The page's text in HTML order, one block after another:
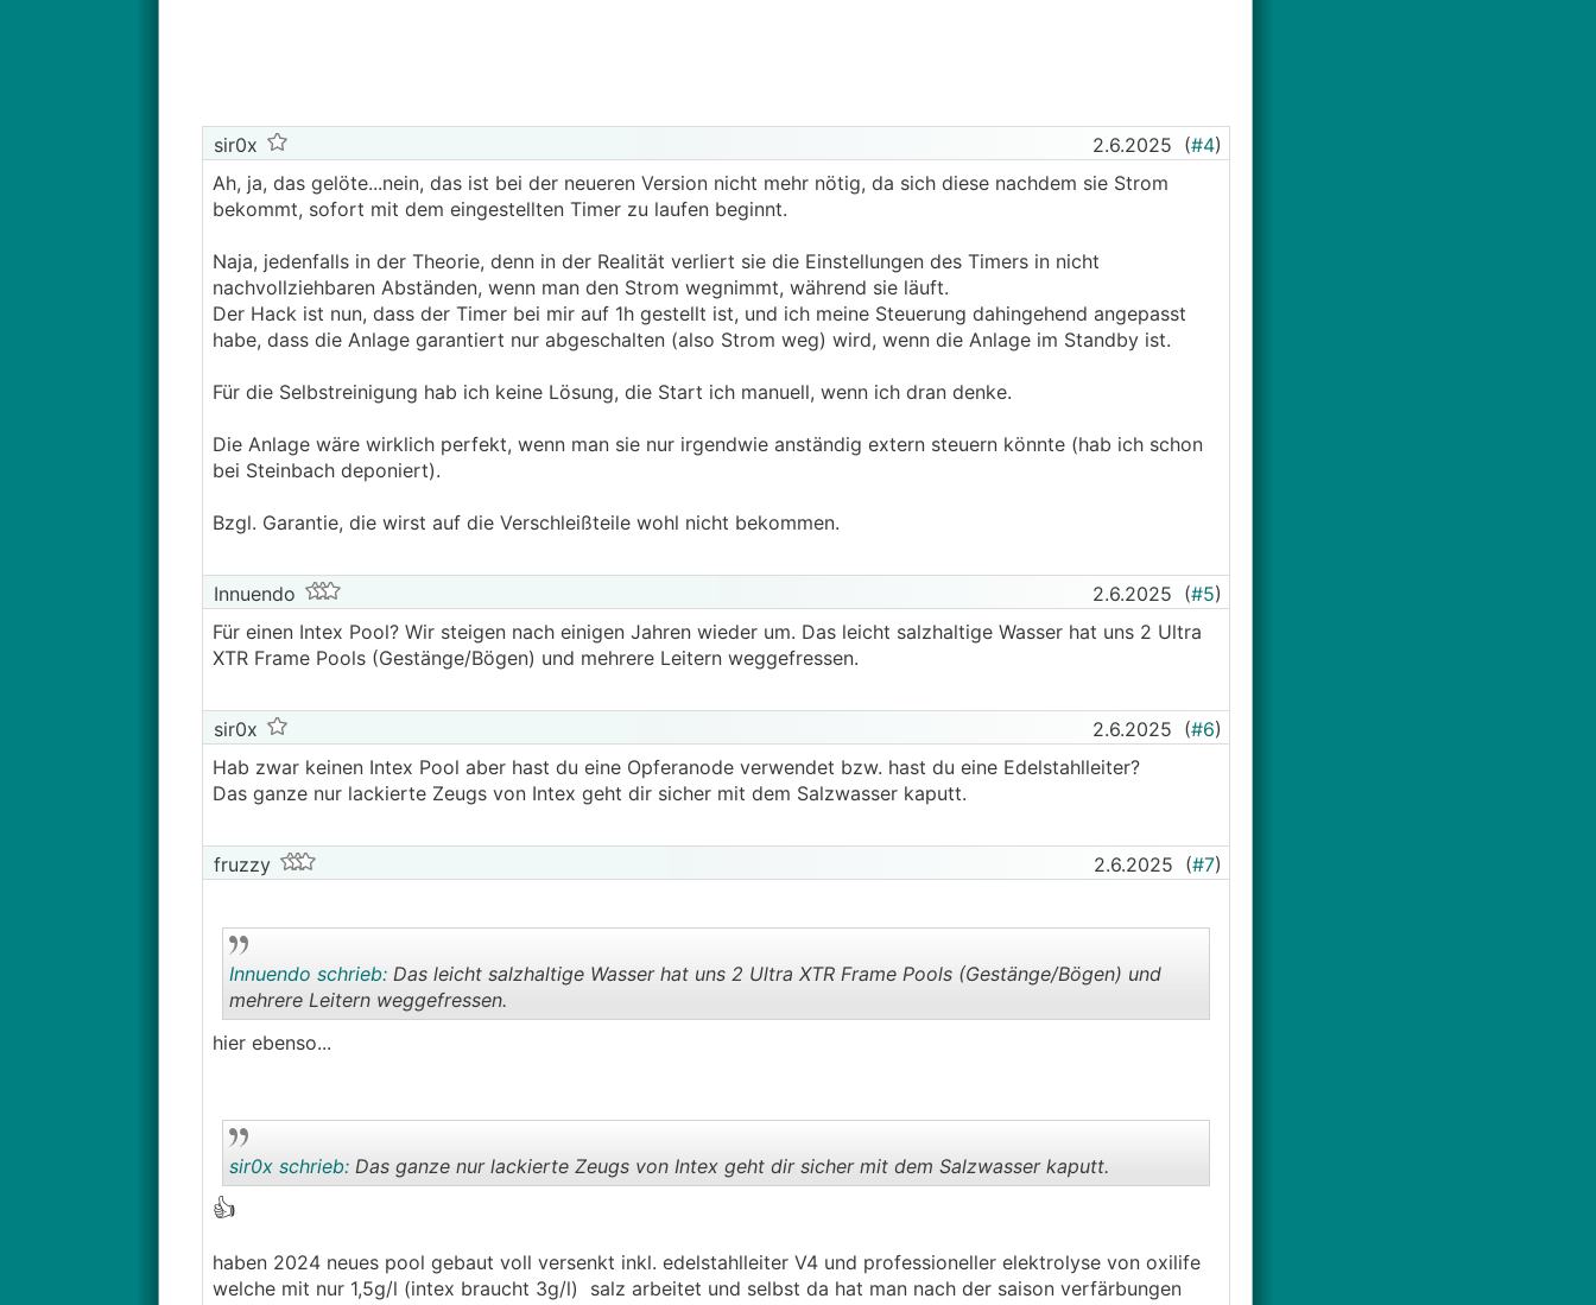
sir0x 2.6.2025 (#4)
Ah, ja, das gelöte...nein, das ist bei der neueren Version nicht mehr nötig, da sich diese nachdem sie Strom
bekommt, sofort mit dem eingestellten Timer zu laufen beginnt.
Naja, jedenfalls in der Theorie, denn in der Realität verliert sie die Einstellungen des Timers in nicht
nachvollziehbaren Abständen, wenn man den Strom wegnimmt, während sie läuft.
Der Hack ist nun, dass der Timer bei mir auf 1h gestellt ist, und ich meine Steuerung dahingehend angepasst
habe, dass die Anlage garantiert nur abgeschalten (also Strom weg) wird, wenn die Anlage im Standby ist.
Für die Selbstreinigung hab ich keine Lösung, die Start ich manuell, wenn ich dran denke.
Die Anlage wäre wirklich perfekt, wenn man sie nur irgendwie anständig extern steuern könnte (hab ich schon
bei Steinbach deponiert).
Bzgl. Garantie, die wirst auf die Verschleißteile wohl nicht bekommen.
Innuendo 2.6.2025 (#5)
Für einen Intex Pool? Wir steigen nach einigen Jahren wieder um. Das leicht salzhaltige Wasser hat uns 2 Ultra
XTR Frame Pools (Gestänge/Bögen) und mehrere Leitern weggefressen.
sir0x 2.6.2025 (#6)
Hab zwar keinen Intex Pool aber hast du eine Opferanode verwendet bzw. hast du eine Edelstahlleiter?
Das ganze nur lackierte Zeugs von Intex geht dir sicher mit dem Salzwasser kaputt.
fruzzy 2.6.2025 (#7)
Innuendo schrieb:Das leicht salzhaltige Wasser hat uns 2 Ultra XTR Frame Pools (Gestänge/Bögen) und
mehrere Leitern weggefressen.
hier ebenso...
..
sir0x schrieb:Das ganze nur lackierte Zeugs von Intex geht dir sicher mit dem Salzwasser kaputt.
👍
haben 2024 neues pool gebaut voll versenkt inkl. edelstahlleiter V4 und professioneller elektrolyse von oxilife
welche mit nur 1,5g/l (intex braucht 3g/l) salz arbeitet und selbst da hat man nach der saison verfärbungen